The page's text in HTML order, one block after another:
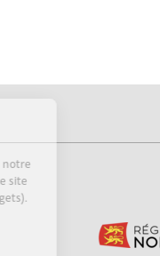
pour mesurer notre
enrichir le site
et widgets).